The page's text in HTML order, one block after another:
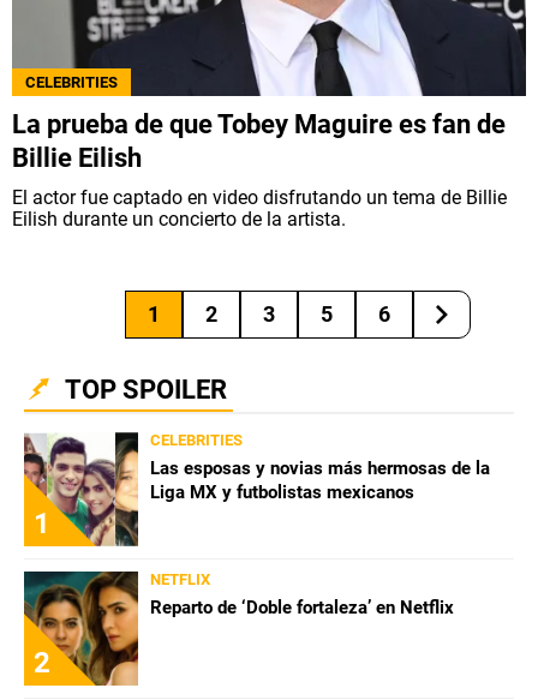
CELEBRITIES
La prueba de que Tobey Maguire es fan de
Billie Eilish
El actor fue captado en video disfrutando un tema de Billie
Eilish durante un concierto de la artista.
1 2 3 5 6
TOP SPOILER
1
CELEBRITIES
Las esposas y novias más hermosas de la
Liga MX y futbolistas mexicanos
2
NETFLIX
Reparto de ‘Doble fortaleza’ en Netflix